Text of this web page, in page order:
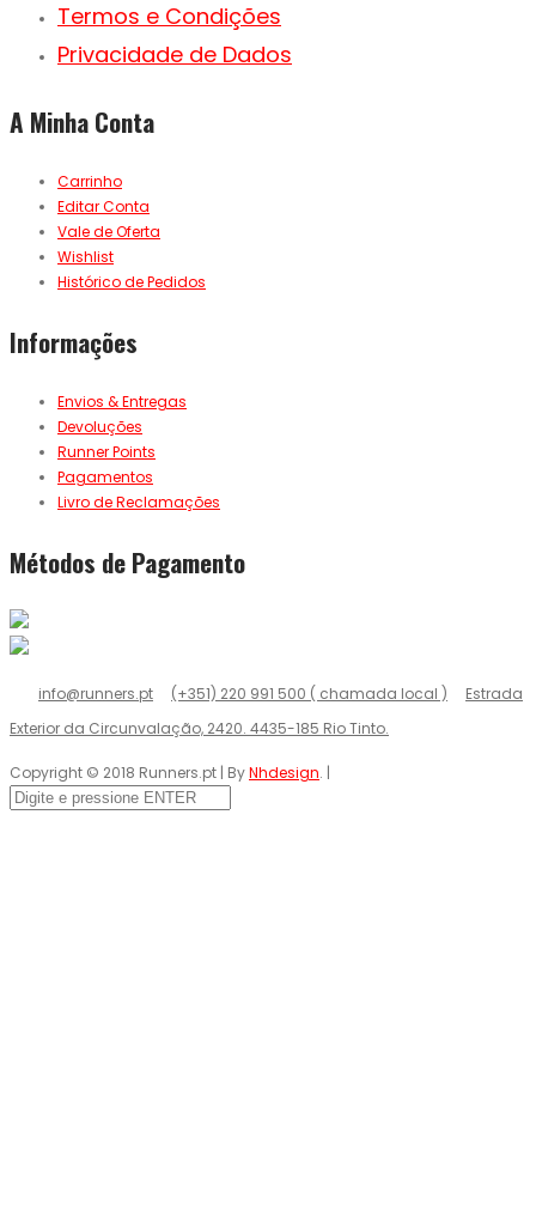
Termos e Condições
Privacidade de Dados
A Minha Conta
Carrinho
Editar Conta
Vale de Oferta
Wishlist
Histórico de Pedidos
Informações
Envios & Entregas
Devoluções
Runner Points
Pagamentos
Livro de Reclamações
Métodos de Pagamento
info@runners.pt (+351) 220 991 500 ( chamada local )
Estrada
Exterior da Circunvalação, 2420. 4435-185 Rio Tinto.
Copyright © 2018 Runners.pt | ByNhdesign. |